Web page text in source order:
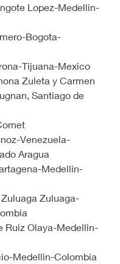
Lopez-Medellin-
Bogota-
Tijuana-Mexico
Zuleta y Carmen
Santiago de
Venezuela-
Aragua
Medellin-
Zuluaga-
Ruiz Olaya-Medellin-
Medellin-Colombia